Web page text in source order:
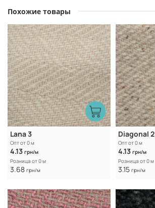
Похожие товары
Lana 3
Опт от 0 м
4.13 грн/м
Розница от 0 м
3.68 грн/м
Diagonal 2
Опт от 0 м
4.13 грн/м
Розница от 0 м
3.15 грн/м